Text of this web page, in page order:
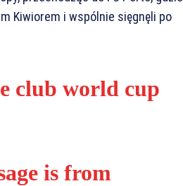
Kiwiorem i wspólnie sięgnęli po
club world cup
is from